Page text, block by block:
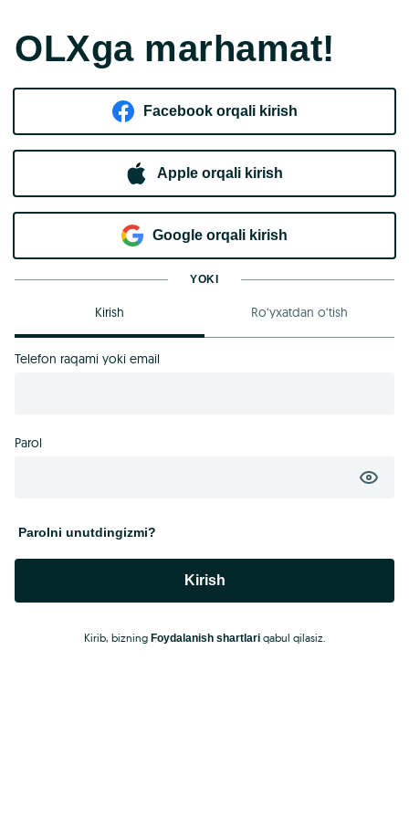
OLXga marhamat!
Facebook orqali kirish​
Apple orqali kirish
Goo​g​le orqali kirish
YOKI
Kirish Ro‘yxatdan o‘tish
Telefon raqami yoki email
Parol
Parolni unutdingizmi?
Kirish
Kirib, bizning Foydalanish shartlariqabul qilasiz.